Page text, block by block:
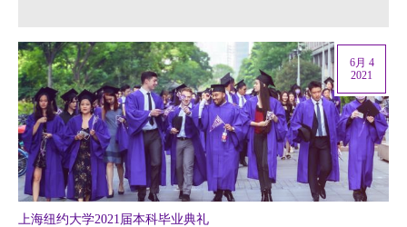
上海纽约大学2021届本科毕业典礼
6月 4
2021